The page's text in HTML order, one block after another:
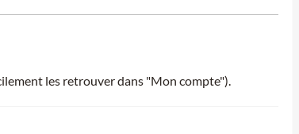
les retrouver dans "Mon compte").